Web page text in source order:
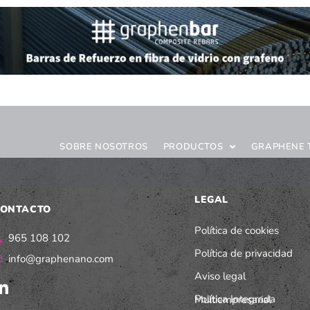
SOBRE NOSOTROS PRODUCTOS GRAPHENE
965 108 102
info@graphenano.com
LEGAL
Política de cookies
Política de privacidad
Aviso legal
Política Integrada Multiempresarial